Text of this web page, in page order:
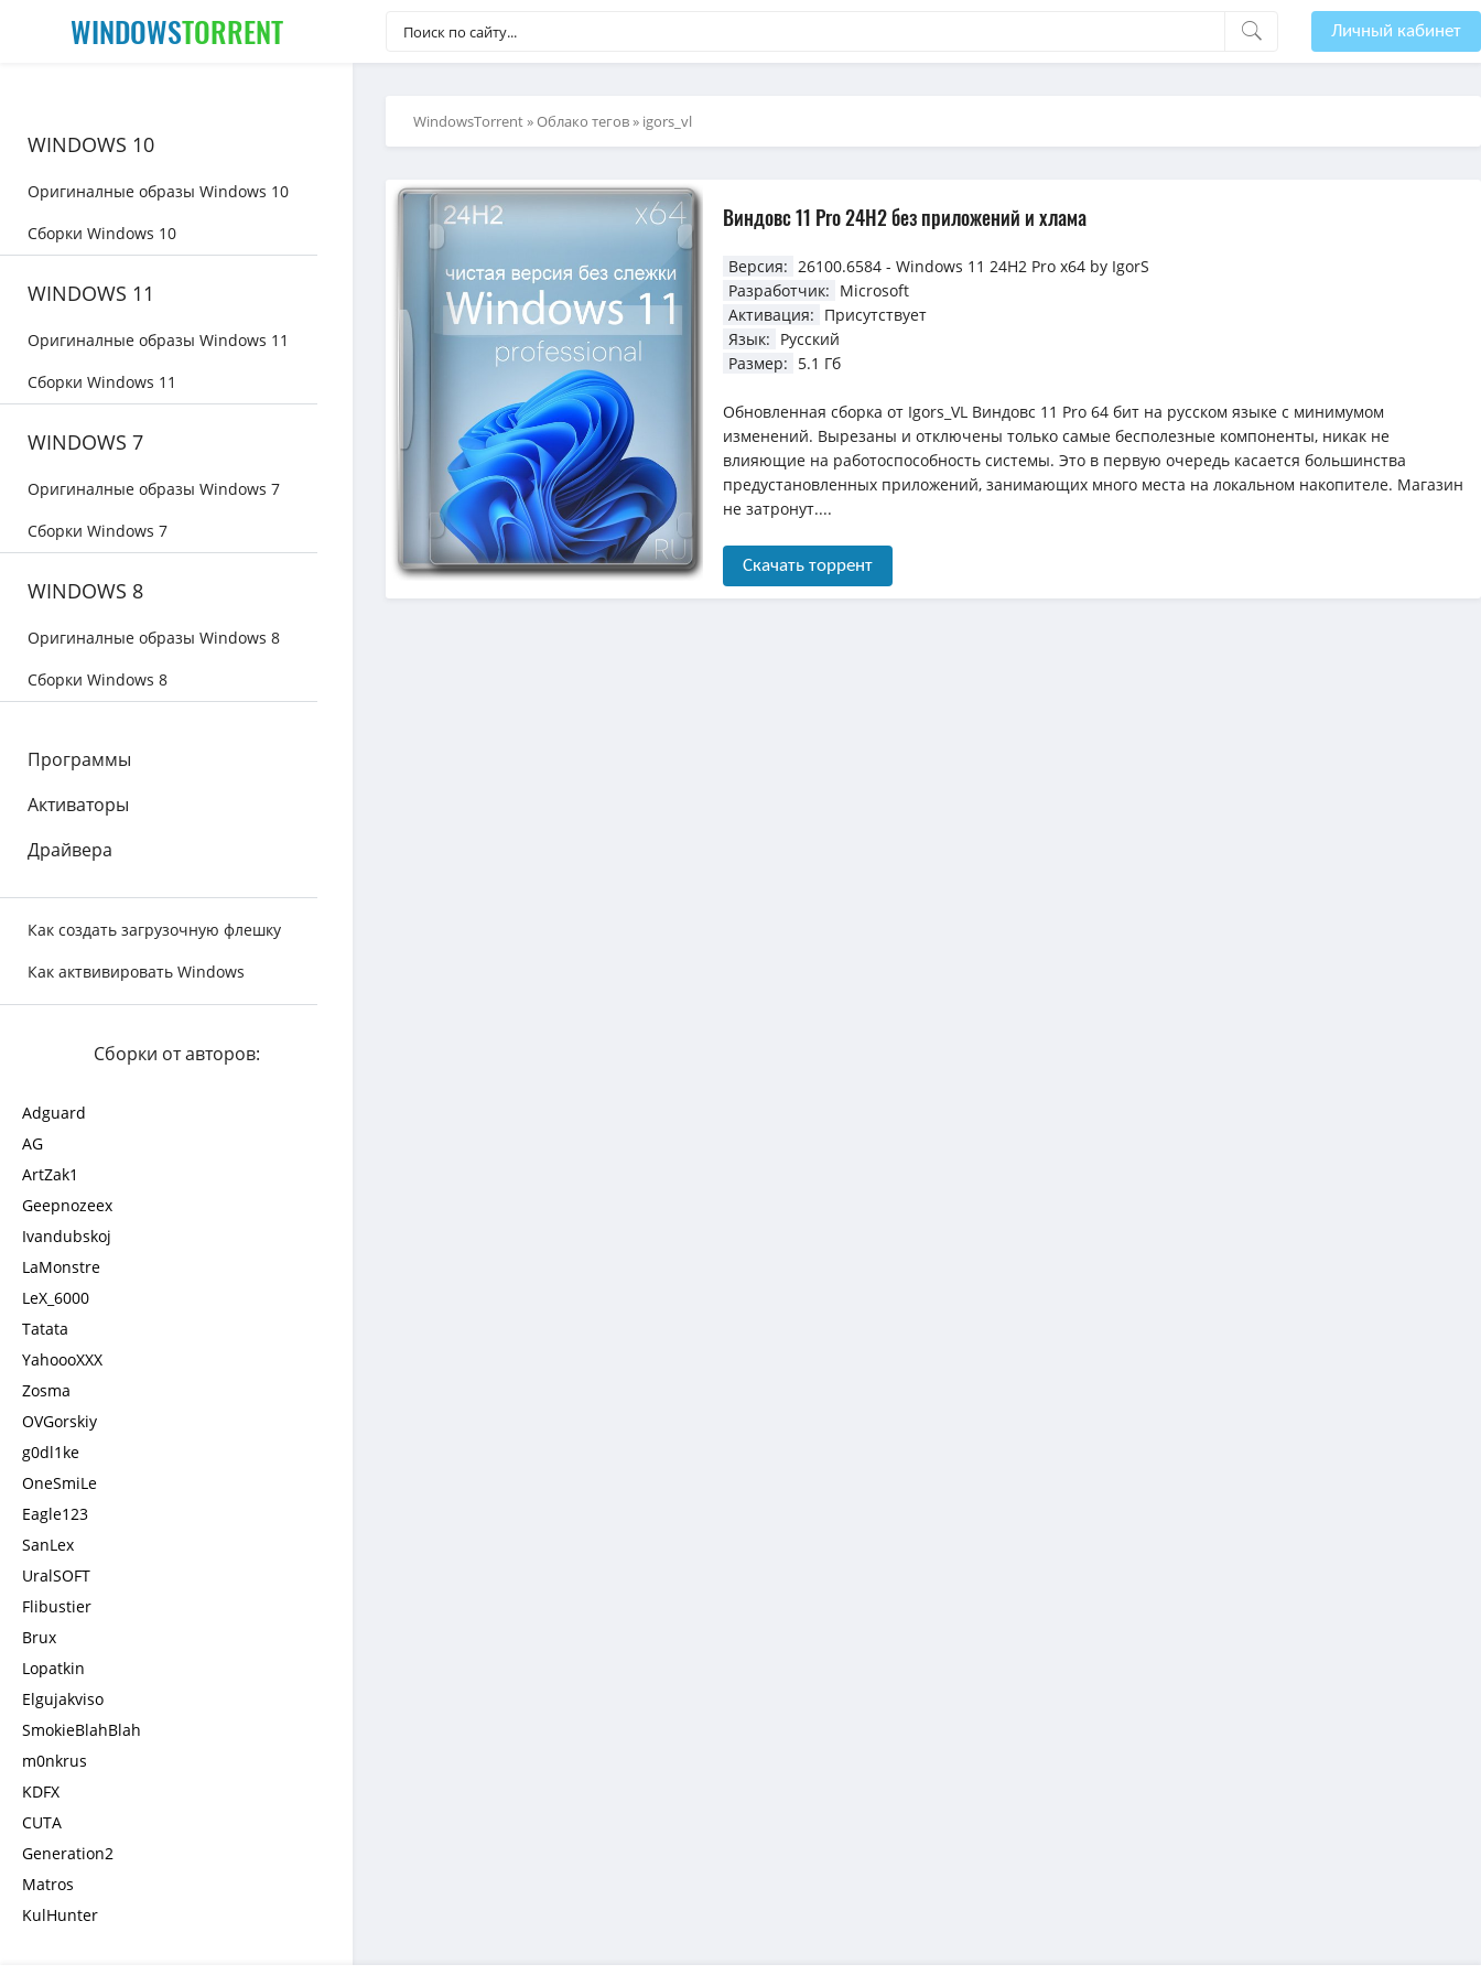
WINDOWSTORRENT Личный кабинет
WINDOWS 10
Оригиналные образы Windows 10
Сборки Windows 10
WINDOWS 11
Оригиналные образы Windows 11
Сборки Windows 11
WINDOWS 7
Оригиналные образы Windows 7
Сборки Windows 7
WINDOWS 8
Оригиналные образы Windows 8
Сборки Windows 8
Программы
Активаторы
Драйвера
Как создать загрузочную флешку
Как актвивировать Windows
Сборки от авторов:
Adguard
AG
ArtZak1
Geepnozeex
Ivandubskoj
LaMonstre
LeX_6000
Tatata
YahoooXXX
Zosma
OVGorskiy
g0dl1ke
OneSmiLe
Eagle123
SanLex
UralSOFT
Flibustier
Brux
Lopatkin
Elgujakviso
SmokieBlahBlah
m0nkrus
KDFX
CUTA
Generation2
Matros
KulHunter
WindowsTorrent»Облако тегов» igors_vl
Виндовс 11 Pro 24H2 без приложений и хлама
Версия: 26100.6584 - Windows 11 24H2 Pro х64 by IgorS
Разработчик: Microsoft
Активация: Присутствует
Язык: Русский
Размер: 5.1 Гб
Обновленная сборка от Igors_VL Виндовс 11 Pro 64 бит на русском языке с минимумом
изменений. Вырезаны и отключены только самые бесполезные компоненты, никак не
влияющие на работоспособность системы. Это в первую очередь касается большинства
предустановленных приложений, занимающих много места на локальном накопителе. Магазин
не затронут....
Скачать торрент